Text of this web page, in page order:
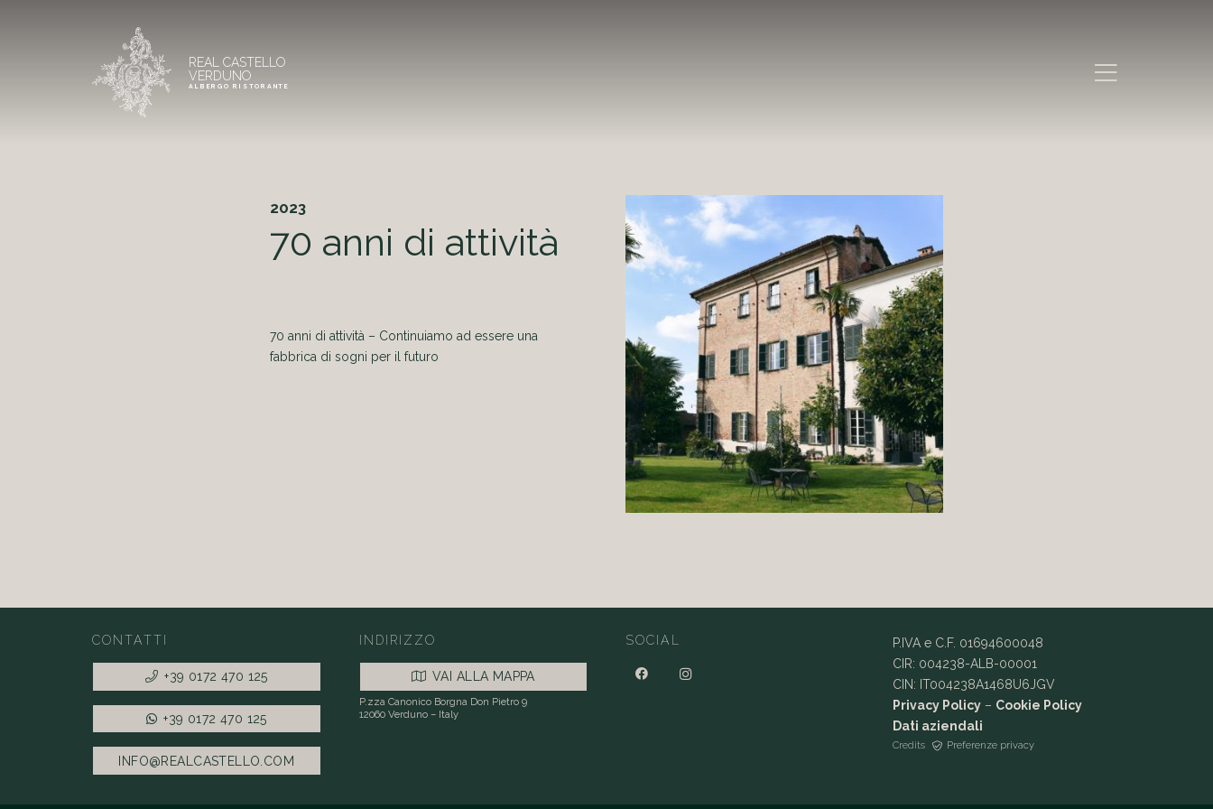
REAL CASTELLO
VERDUNO
ALBERGO RISTORANTE
2023
70 anni di attività
70 anni di attività – Continuiamo ad essere una
fabbrica di sogni per il futuro
CONTATTI
+39 0172 470 125
+39 0172 470 125
INFO@REALCASTELLO.COM
INDIRIZZO
VAI ALLA MAPPA
P.zza Canonico Borgna Don Pietro 9
12060 Verduno – Italy
SOCIAL
P.IVA e C.F. 01694600048
CIR: 004238-ALB-00001
CIN: IT004238A1468U6JGV
Privacy Policy– Cookie Policy
Dati aziendali
Credits Preferenze privacy